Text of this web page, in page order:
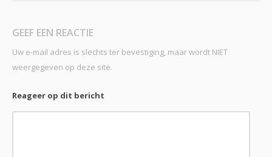
GEEF EEN REACTIE
Uw e-mail adres is slechts ter bevestiging, maar wordt NIET
weergegeven op deze site.
Reageer op dit bericht